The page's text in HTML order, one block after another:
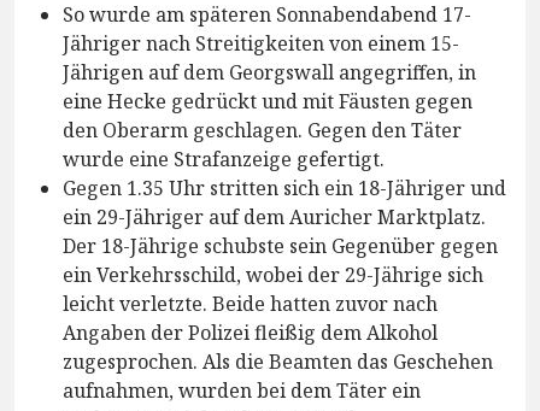
So wurde am späteren Sonnabendabend 17-
Jähriger nach Streitigkeiten von einem 15-
Jährigen auf dem Georgswall angegriffen, in
eine Hecke gedrückt und mit Fäusten gegen
den Oberarm geschlagen. Gegen den Täter
wurde eine Strafanzeige gefertigt.
Gegen 1.35 Uhr stritten sich ein 18-Jähriger und
ein 29-Jähriger auf dem Auricher Marktplatz.
Der 18-Jährige schubste sein Gegenüber gegen
ein Verkehrsschild, wobei der 29-Jährige sich
leicht verletzte. Beide hatten zuvor nach
Angaben der Polizei fleißig dem Alkohol
zugesprochen. Als die Beamten das Geschehen
aufnahmen, wurden bei dem Täter ein